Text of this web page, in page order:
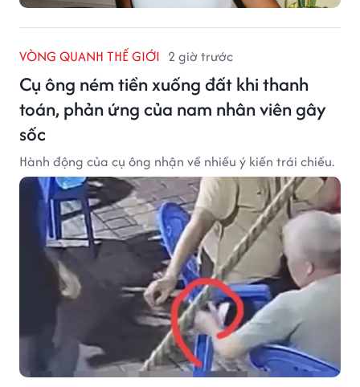
VÒNG QUANH THẾ GIỚI 2 giờ trước
Cụ ông ném tiền xuống đất khi thanh
toán, phản ứng của nam nhân viên gây
sốc
Hành động của cụ ông nhận về nhiều ý kiến trái chiều.